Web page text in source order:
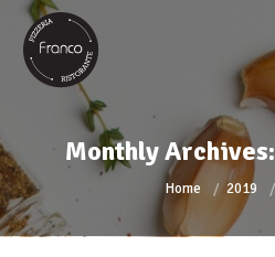
Monthly Archives:
You are here:
Home 2019